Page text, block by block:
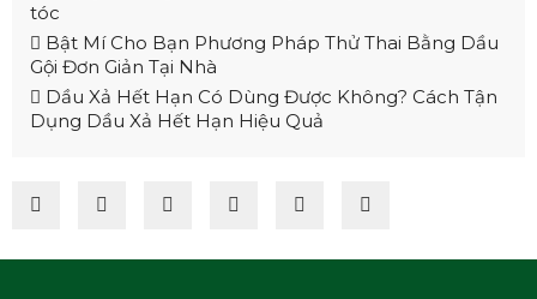
tóc
Bật Mí Cho Bạn Phương Pháp Thử Thai Bằng Dầu
Gội Đơn Giản Tại Nhà
Dầu Xả Hết Hạn Có Dùng Được Không? Cách Tận
Dụng Dầu Xả Hết Hạn Hiệu Quả